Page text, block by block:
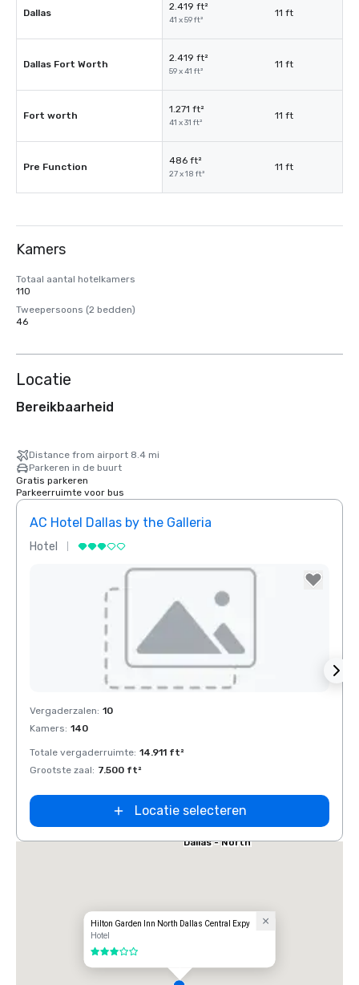
Dallas
2.419 ft²
41 x 59 ft²
11 ft
Dallas Fort Worth
2.419 ft²
59 x 41 ft²
11 ft
Fort worth
1.271 ft²
41 x 31 ft²
11 ft
Pre Function
486 ft²
27 x 18 ft²
11 ft
Kamers
Totaal aantal hotelkamers
110
Tweepersoons (2 bedden)
46
Locatie
Bereikbaarheid
Distance from airport 8.4 mi
Parkeren in de buurt
Gratis parkeren
Parkeerruimte voor bus
AC Hotel Dallas by the Galleria
Hotel
Removed from favorites
Vergaderzalen: 10
Kamers: 140
Totale vergaderruimte: 14.911 ft²
Grootste zaal: 7.500 ft²
Locatie selecteren
Hilton Garden Inn North Dallas Central Expy
Hotel
3 van 5
Dallas - North